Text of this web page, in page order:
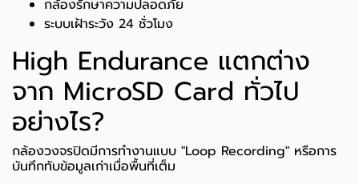
กล้องรักษาความปลอดภัย
ระบบเฝ้าระวัง 24 ชั่วโมง
High Endurance แตกต่าง
จาก MicroSD Card ทั่วไป
อย่างไร?
กล้องวงจรปิดมีการทำงานแบบ "Loop Recording" หรือการ
บันทึกทับข้อมูลเก่าเมื่อพื้นที่เต็ม